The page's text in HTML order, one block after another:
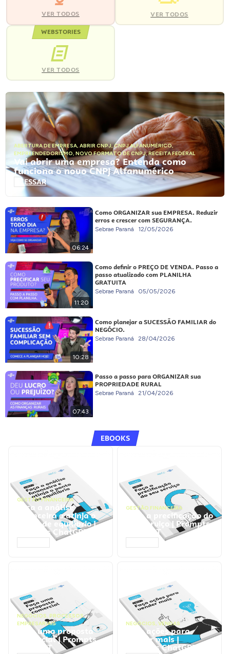
VER TODOS VER TODOS
WEBSTORIES
VER TODOS
ABERTURA DE EMPRESA, ABRIR CNPJ,CNPJ ALFANUMÉRICO,
EMPREENDEDORISMO, NOVO FORMATO DE CNPJ,RECEITA FEDERAL
Vai abrir uma empresa? Entenda como
funciona o novo CNPJ Alfanumérico
ACESSAR
06:24
Como ORGANIZAR sua EMPRESA. Reduzir
erros e crescer com SEGURANÇA.
Sebrae Paraná 12/05/2026
11:20
Como definir o PREÇO DE VENDA. Passo a
passo atualizado com PLANILHA
GRATUITA
Sebrae Paraná 05/05/2026
10:28
Como planejar a SUCESSÃO FAMILIAR do
NEGÓCIO.
Sebrae Paraná 28/04/2026
07:43
Passo a passo para ORGANIZAR sua
PROPRIEDADE RURAL
Sebrae Paraná 21/04/2026
EBOOKS
GESTÃO FINANCEIRA
Faça a análise
financeira e atinja o
ponto de equilíbrio |
Prompts ChatGPT
GESTÃO FINANCEIRA
Faça a precificação do
seu serviço | Prompts
ChatGPT
NEGÓCIOS, PROCESSOS
EMPRESARIAIS
Faça uma proposta
comercial | Prompts
ChatGPT
NEGÓCIOS, VENDAS
Faça ações para
vender mais |
Prompts ChatGPT